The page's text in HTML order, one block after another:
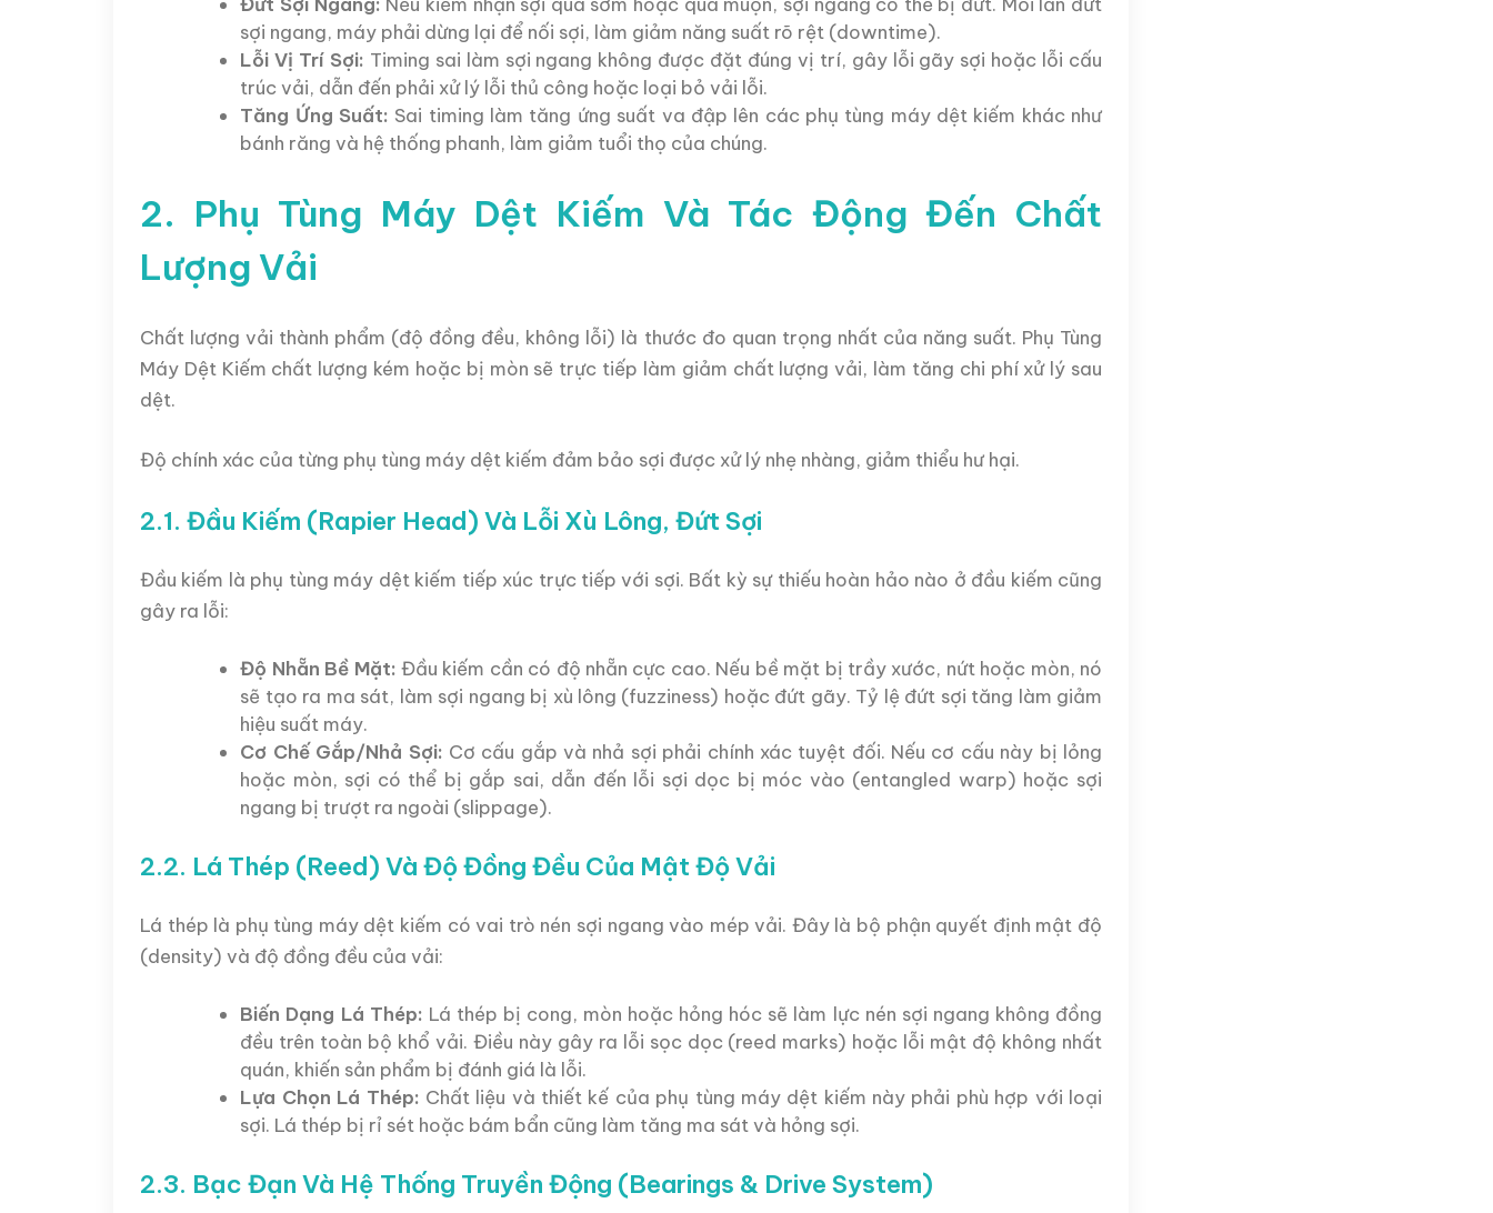
sợi ngang, máy phải dừng lại để nối sợi, làm giảm năng suất rõ rệt (downtime).
Lỗi Vị Trí Sợi: Timing sai làm sợi ngang không được đặt đúng vị trí, gây lỗi gãy sợi hoặc lỗi cấu
trúc vải, dẫn đến phải xử lý lỗi thủ công hoặc loại bỏ vải lỗi.
Tăng Ứng Suất: Sai timing làm tăng ứng suất va đập lên các phụ tùng máy dệt kiếm khác như
bánh răng và hệ thống phanh, làm giảm tuổi thọ của chúng.
2. Phụ Tùng Máy Dệt Kiếm Và Tác Động Đến Chất
Lượng Vải
Chất lượng vải thành phẩm (độ đồng đều, không lỗi) là thước đo quan trọng nhất của năng suất. Phụ Tùng
Máy Dệt Kiếm chất lượng kém hoặc bị mòn sẽ trực tiếp làm giảm chất lượng vải, làm tăng chi phí xử lý sau
dệt.
Độ chính xác của từng phụ tùng máy dệt kiếm đảm bảo sợi được xử lý nhẹ nhàng, giảm thiểu hư hại.
2.1. Đầu Kiếm (Rapier Head) Và Lỗi Xù Lông, Đứt Sợi
Đầu kiếm là phụ tùng máy dệt kiếm tiếp xúc trực tiếp với sợi. Bất kỳ sự thiếu hoàn hảo nào ở đầu kiếm cũng
gây ra lỗi:
Độ Nhẵn Bề Mặt: Đầu kiếm cần có độ nhẵn cực cao. Nếu bề mặt bị trầy xước, nứt hoặc mòn, nó
sẽ tạo ra ma sát, làm sợi ngang bị xù lông (fuzziness) hoặc đứt gãy. Tỷ lệ đứt sợi tăng làm giảm
hiệu suất máy.
Cơ Chế Gắp/Nhả Sợi: Cơ cấu gắp và nhả sợi phải chính xác tuyệt đối. Nếu cơ cấu này bị lỏng
hoặc mòn, sợi có thể bị gắp sai, dẫn đến lỗi sợi dọc bị móc vào (entangled warp) hoặc sợi
ngang bị trượt ra ngoài (slippage).
2.2. Lá Thép (Reed) Và Độ Đồng Đều Của Mật Độ Vải
Lá thép là phụ tùng máy dệt kiếm có vai trò nén sợi ngang vào mép vải. Đây là bộ phận quyết định mật độ
(density) và độ đồng đều của vải:
Biến Dạng Lá Thép: Lá thép bị cong, mòn hoặc hỏng hóc sẽ làm lực nén sợi ngang không đồng
đều trên toàn bộ khổ vải. Điều này gây ra lỗi sọc dọc (reed marks) hoặc lỗi mật độ không nhất
quán, khiến sản phẩm bị đánh giá là lỗi.
Lựa Chọn Lá Thép: Chất liệu và thiết kế của phụ tùng máy dệt kiếm này phải phù hợp với loại
sợi. Lá thép bị rỉ sét hoặc bám bẩn cũng làm tăng ma sát và hỏng sợi.
2.3. Bạc Đạn Và Hệ Thống Truyền Động (Bearings & Drive System)